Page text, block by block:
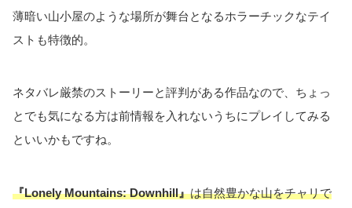
薄暗い山小屋のような場所が舞台となるホラーチックなテイ
ストも特徴的。
ネタバレ厳禁のストーリーと評判がある作品なので、ちょっ
とでも気になる方は前情報を入れないうちにプレイしてみる
といいかもですね。
『Lonely Mountains: Downhill』は自然豊かな山をチャリで